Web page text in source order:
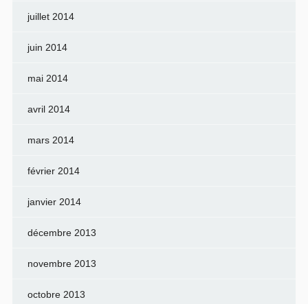
juillet 2014
juin 2014
mai 2014
avril 2014
mars 2014
février 2014
janvier 2014
décembre 2013
novembre 2013
octobre 2013